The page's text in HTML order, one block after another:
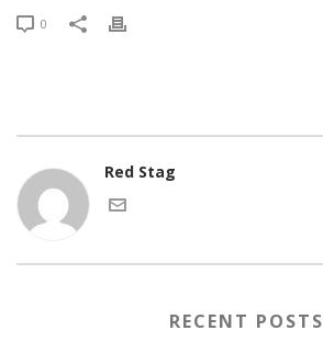
0
Red Stag
RECENT POSTS